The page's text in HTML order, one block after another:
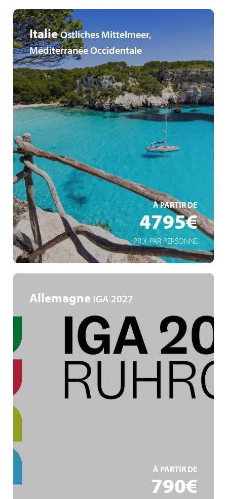
Italie Östliches Mittelmeer,
Méditerranée Occidentale
À PARTIR DE
4795€
PRIX PAR PERSONNE
Kurs auf Apulien, Albanien und die Akropolis von Athen
Von Rhodos und Kreta nach Neapel und Rom
Durchfahrt durch die Straße von Messina
EN SAVOIR +
Allemagne IGA 2027
À PARTIR DE
790€